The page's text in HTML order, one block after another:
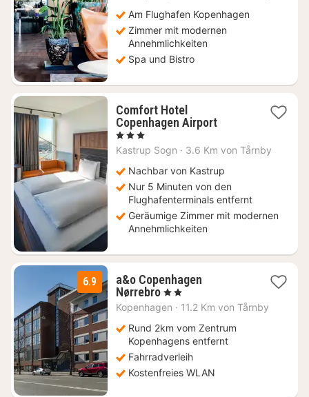
€
Am Flughafen Kopenhagen
Zimmer mit modernen
Annehmlichkeiten
Spa und Bistro
Comfort Hotel
Copenhagen Airport1
ab
€
, 3 Sterne
Kastrup Sogn · 3.6 Km von Tårnby
Nachbar von Kastrup
Nur 5 Minuten von den
Flughafenterminals entfernt
Geräumige Zimmer mit modernen
Annehmlichkeiten
6.9
a&o Copenhagen
Nørrebro2
Nächte
77,75
€
, 2 Sterne
Kopenhagen · 11.2 Km von Tårnby
Rund 2km vom Zentrum
Kopenhagens entfernt
Fahrradverleih
Kostenfreies WLAN